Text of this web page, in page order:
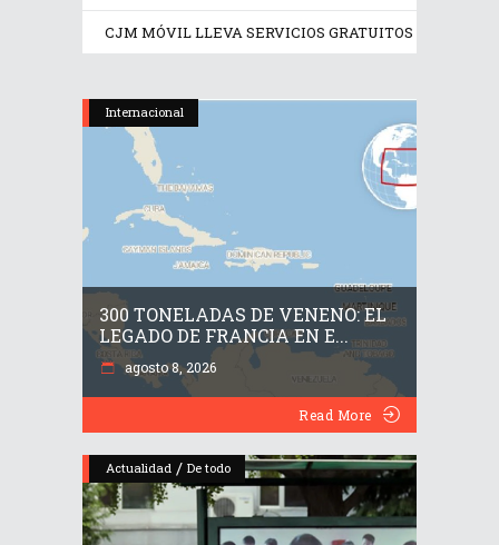
CJM MÓVIL LLEVA SERVICIOS GRATUITOS A
Internacional
300 TONELADAS DE VENENO: EL
LEGADO DE FRANCIA EN E...
agosto 8, 2026
Read More
Actualidad / De todo